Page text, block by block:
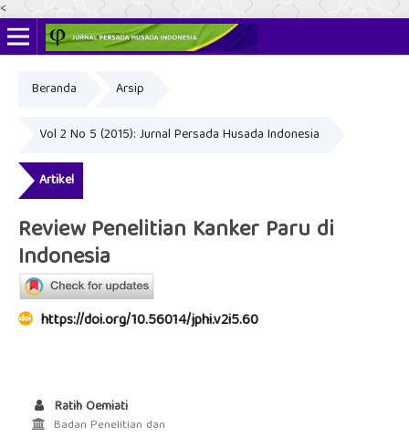
<
Beranda Arsip
Vol 2 No 5 (2015): Jurnal Persada Husada Indonesia
Artikel
Review Penelitian Kanker Paru di
Indonesia
https://doi.org/10.56014/jphi.v2i5.60
Ratih Oemiati
Badan Penelitian dan